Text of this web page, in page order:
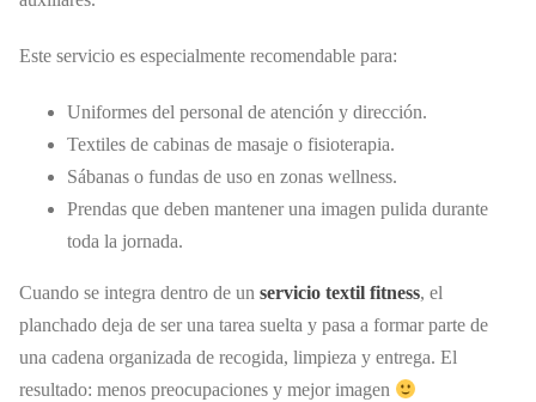
Este servicio es especialmente recomendable para:
Uniformes del personal de atención y dirección.
Textiles de cabinas de masaje o fisioterapia.
Sábanas o fundas de uso en zonas wellness.
Prendas que deben mantener una imagen pulida durante
toda la jornada.
Cuando se integra dentro de un servicio textil fitness, el
planchado deja de ser una tarea suelta y pasa a formar parte de
una cadena organizada de recogida, limpieza y entrega. El
resultado: menos preocupaciones y mejor imagen